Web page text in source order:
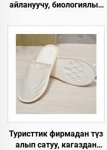
айлануучу, биологиялык
мейманхана жана SPA
панчыгы, жабык баштуу,
кагаздан түзүлгөн табан,
колдонулгандан кийин
чөпкө айлануучу,
авиакомпаниялар үчүн
панчык
Туристтик фирмадан түз
алып сатуу, кагаздан